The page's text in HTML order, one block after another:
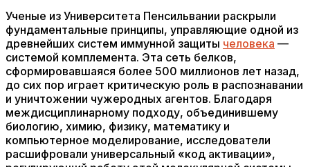
Ученые из Университета Пенсильвании раскрыли
фундаментальные принципы, управляющие одной из
древнейших систем иммунной защиты человека —
системой комплемента. Эта сеть белков,
сформировавшаяся более 500 миллионов лет назад,
до сих пор играет критическую роль в распознавании
и уничтожении чужеродных агентов. Благодаря
междисциплинарному подходу, объединившему
биологию, химию, физику, математику и
компьютерное моделирование, исследователи
расшифровали универсальный «код активации»,